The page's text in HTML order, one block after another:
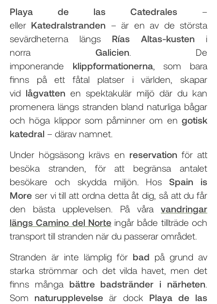
Playa de las Catedrales –
eller Katedralstranden – är en av de största
sevärdheterna längs Rías Altas-kusten i
norra Galicien. De
imponerande klippformationerna, som bara
finns på ett fåtal platser i världen, skapar
vid lågvatten en spektakulär miljö där du kan
promenera längs stranden bland naturliga bågar
och höga klippor som påminner om en gotisk
katedral – därav namnet.
Under högsäsong krävs en reservationför att
besöka stranden, för att begränsa antalet
besökare och skydda miljön. HosSpain is
More ser vi till att ordna detta åt dig, så att du får
den bästa upplevelsen. På våra vandringar
längs Camino del Norteingår både tillträde och
transport till stranden när du passerar området.
Stranden är inte lämplig för bad på grund av
starka strömmar och det vilda havet, men det
finns många bättre badstränder i närheten.
Som naturupplevelse är dock Playa de las